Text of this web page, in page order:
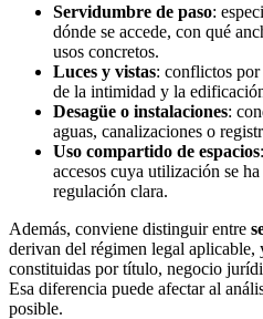
Servidumbre de paso:
dónde se accede, con qué
usos concretos.
Luces y vistas: conflictos por
de la intimidad y la
Desagüe o instalaciones:
aguas, canalizaciones o
Uso compartido de espacios
accesos cuya utilización se
regulación clara.
Además, conviene distinguir entre
derivan del régimen legal aplicable,
constituidas por título, negocio
Esa diferencia puede afectar al
posible.